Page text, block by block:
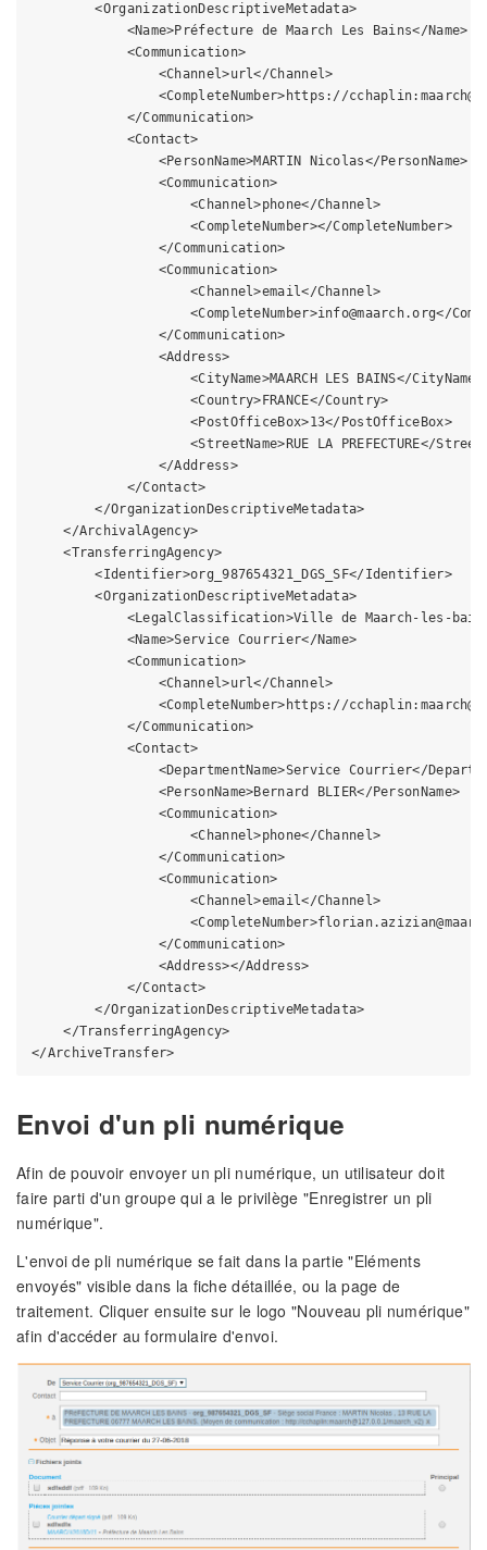
        <OrganizationDescriptiveMetadata>
            <Name>Préfecture de Maarch Les Bains</Name>
            <Communication>
                <Channel>url</Channel>
<CompleteNumber>https://
            </Communication>
            <Contact>
                <PersonName>MARTIN Nicolas</PersonName>
                <Communication>
                    <Channel>phone</Channel>
                    <CompleteNumber></CompleteNumber>
                </Communication>
                <Communication>
                    <Channel>email</Channel>
<CompleteNumber>info@maarch.org</
                </Communication>
                <Address>
                    <CityName>MAARCH LES BAINS</CityName>
                    <Country>FRANCE</Country>
                    <PostOfficeBox>13</PostOfficeBox>
<StreetName>RUE LA PREFECTURE</
                </Address>
            </Contact>
        </OrganizationDescriptiveMetadata>
    </ArchivalAgency>
    <TransferringAgency>
        <Identifier>org_987654321_DGS_SF</Identifier>
        <OrganizationDescriptiveMetadata>
<LegalClassification>Ville de Maarch-les-
            <Name>Service Courrier</Name>
            <Communication>
                <Channel>url</Channel>
<CompleteNumber>https://
            </Communication>
            <Contact>
<DepartmentName>Service Courrier</
                <PersonName>Bernard BLIER</PersonName>
                <Communication>
                    <Channel>phone</Channel>
                </Communication>
                <Communication>
                    <Channel>email</Channel>
                </Communication>
                <Address></Address>
            </Contact>
        </OrganizationDescriptiveMetadata>
    </TransferringAgency>
Envoi d'un pli numérique
Afin de pouvoir envoyer un pli numérique, un utilisateur doit
faire parti d'un groupe qui a le privilège "Enregistrer un pli
numérique".
L'envoi de pli numérique se fait dans la partie "Eléments
envoyés" visible dans la fiche détaillée, ou la page de
traitement. Cliquer ensuite sur le logo "Nouveau pli numérique"
afin d'accéder au formulaire d'envoi.